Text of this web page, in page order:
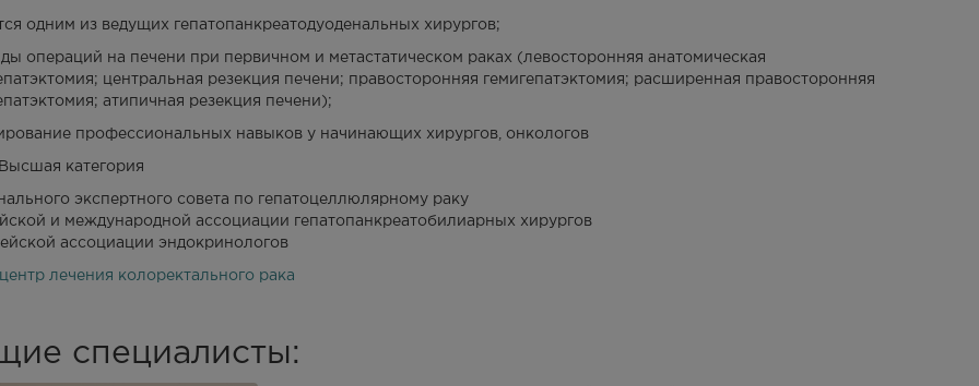
одним из ведущих гепатопанкреатодуоденальных хирургов;
операций на печени при первичном и метастатическом раках (левосторонняя анатомическая
центральная резекция печени; правосторонняя гемигепатэктомия; расширенная правосторонняя
атипичная резекция печени);
профессиональных навыков у начинающих хирургов, онкологов
категория
экспертного совета по гепатоцеллюлярному раку
и международной ассоциации гепатопанкреатобилиарных хирургов
ассоциации эндокринологов
лечения колоректального рака
специалисты: